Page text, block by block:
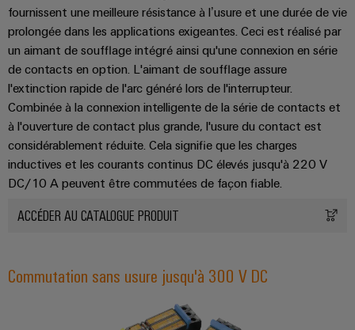
fournissent une meilleure résistance à l’usure et une durée de vie
prolongée dans les applications exigeantes. Ceci est réalisé par
un aimant de soufflage intégré ainsi qu'une connexion en série
de contacts en option. L'aimant de soufflage assure
l'extinction rapide de l'arc généré lors de l'interrupteur.
Combinée à la connexion intelligente de la série de contacts et
à l'ouverture de contact plus grande, l'usure du contact est
considérablement réduite. Cela signifie que les charges
inductives et les courants continus DC élevés jusqu'à 220 V
DC/10 A peuvent être commutées de façon fiable.
ACCÉDER AU CATALOGUE PRODUIT
Commutation sans usure jusqu'à 300 V DC